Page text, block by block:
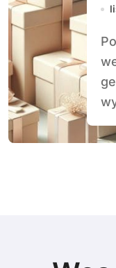
Podziękowania dla gości